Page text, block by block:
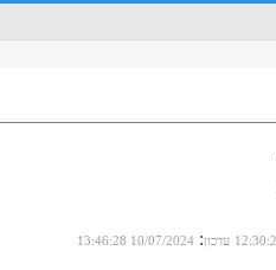
עדכון:
10/07/2024 13:46:28